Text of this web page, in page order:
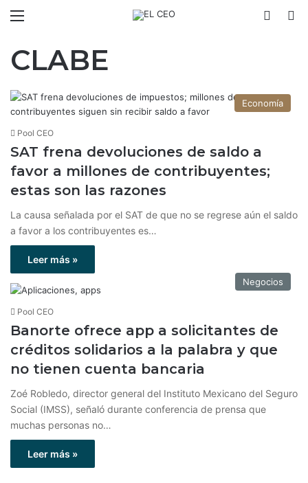
CLABE
Economía
Pool CEO
SAT frena devoluciones de saldo a
favor a millones de contribuyentes;
estas son las razones
La causa señalada por el SAT de que no se regrese aún el saldo
a favor a los contribuyentes es…
Leer más »
Negocios
Pool CEO
Banorte ofrece app a solicitantes de
créditos solidarios a la palabra y que
no tienen cuenta bancaria
Zoé Robledo, director general del Instituto Mexicano del Seguro
Social (IMSS), señaló durante conferencia de prensa que
muchas personas no…
Leer más »